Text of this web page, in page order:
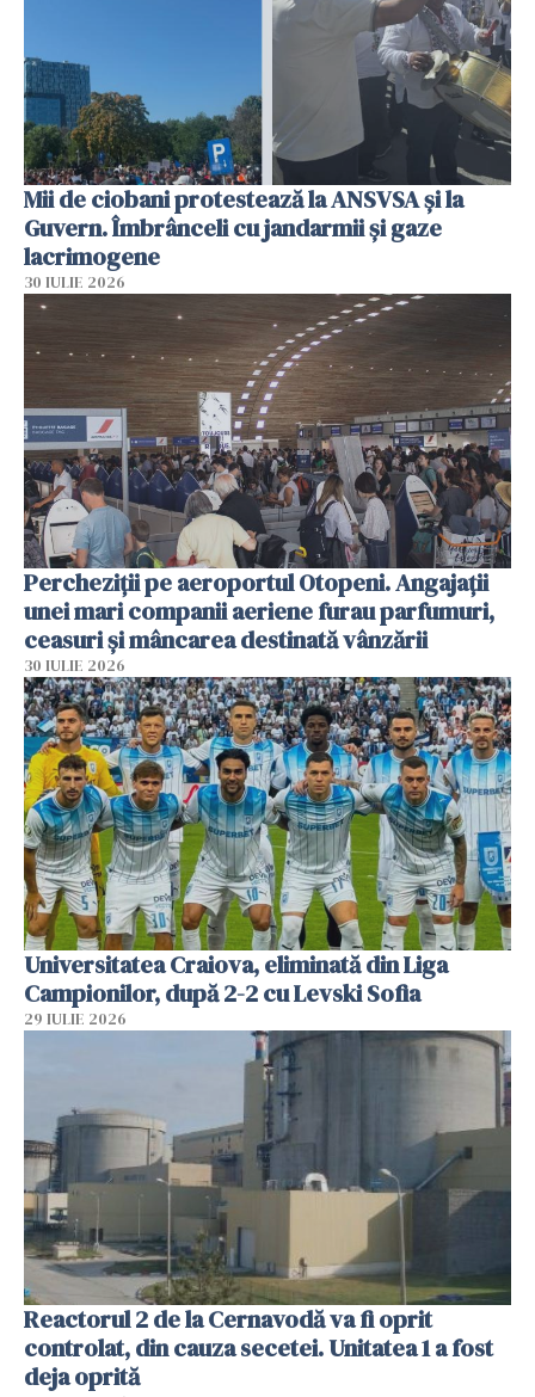
Mii de ciobani protestează la ANSVSA și la
Guvern. Îmbrânceli cu jandarmii și gaze
lacrimogene
30 IULIE 2026
Percheziții pe aeroportul Otopeni. Angajații
unei mari companii aeriene furau parfumuri,
ceasuri și mâncarea destinată vânzării
30 IULIE 2026
Universitatea Craiova, eliminată din Liga
Campionilor, după 2-2 cu Levski Sofia
29 IULIE 2026
Reactorul 2 de la Cernavodă va fi oprit
controlat, din cauza secetei. Unitatea 1 a fost
deja oprită